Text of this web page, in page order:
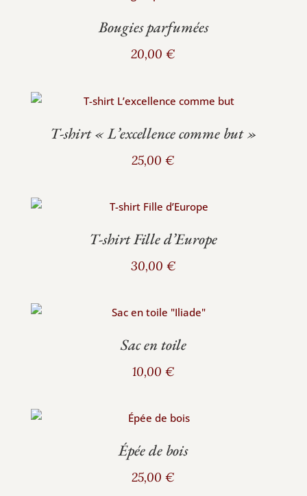
Bougies parfumées
20,00€
T‑shirt « L’excellence comme but »
25,00€
T‑shirt Fille d’Europe
30,00 €
Sac en toile
10,00 €
Épée de bois
25,00€